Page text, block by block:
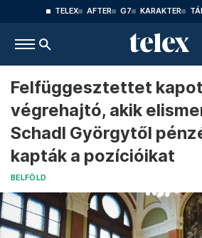
TELEX AFTER G7 KARAKTER
Felfüggesztettet
végrehajtó, akik
Schadl Györgytől
kapták a pozícióikat
BELFÖLD